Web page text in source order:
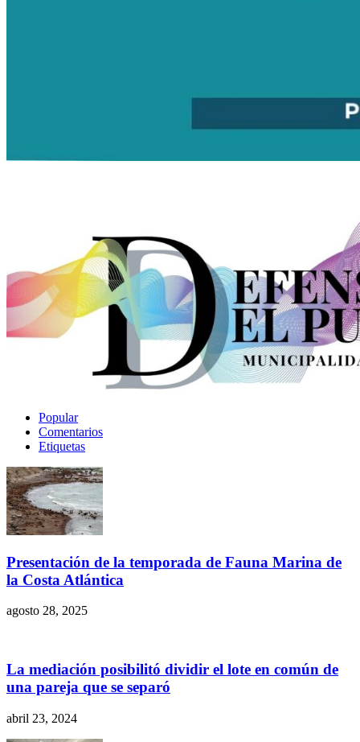
Popular
Comentarios
Etiquetas
Presentación de la temporada de Fauna Marina de
la Costa Atlántica
agosto 28, 2025
La mediación posibilitó dividir el lote en común de
una pareja que se separó
abril 23, 2024